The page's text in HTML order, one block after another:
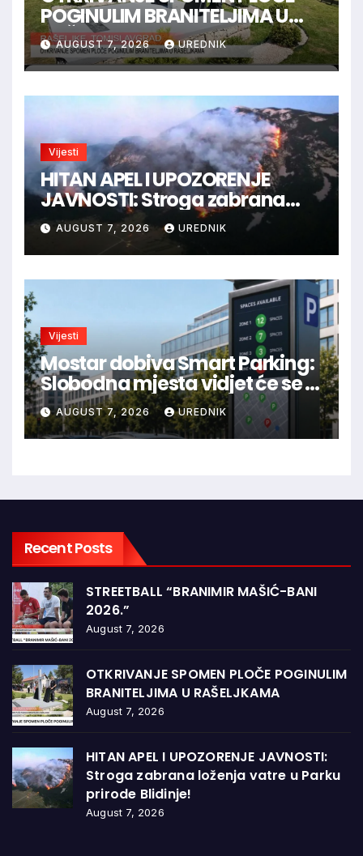
POGINULIM BRANITELJIMA U
RAŠELJKAMA
AUGUST 7, 2026 UREDNIK
Vijesti
HITAN APEL I UPOZORENJE
JAVNOSTI: Stroga zabrana
loženja vatre u Parku prirode
Blidinje!
AUGUST 7, 2026 UREDNIK
Vijesti
Mostar dobiva Smart Parking:
Slobodna mjesta vidjet će se u
aplikaciji
AUGUST 7, 2026 UREDNIK
Recent Posts
STREETBALL “BRANIMIR MAŠIĆ-BANI
2026.”
August 7, 2026
OTKRIVANJE SPOMEN PLOČE POGINULIM
BRANITELJIMA U RAŠELJKAMA
August 7, 2026
HITAN APEL I UPOZORENJE JAVNOSTI:
Stroga zabrana loženja vatre u Parku
prirode Blidinje!
August 7, 2026